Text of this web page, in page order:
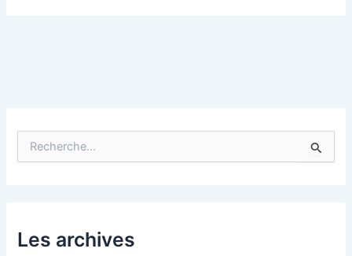
c
h
Les archives